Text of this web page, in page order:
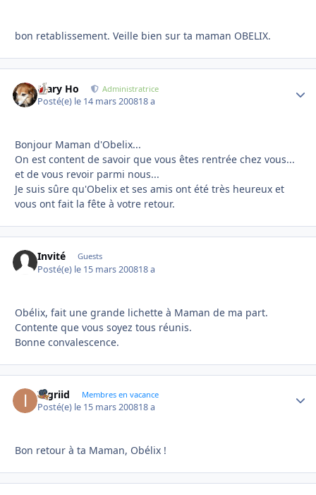
bon retablissement. Veille bien sur ta maman OBELIX.
Mary Ho Administratrice
Posté(e) le 14 mars 200818 a
Bonjour Maman d'Obelix...
On est content de savoir que vous êtes rentrée chez vous...
et de vous revoir parmi nous...
Je suis sûre qu'Obelix et ses amis ont été très heureux et
vous ont fait la fête à votre retour.
Invité Guests
Posté(e) le 15 mars 200818 a
Obélix, fait une grande lichette à Maman de ma part.
Contente que vous soyez tous réunis.
Bonne convalescence.
Ingriid Membres en vacance
Posté(e) le 15 mars 200818 a
Bon retour à ta Maman, Obélix !